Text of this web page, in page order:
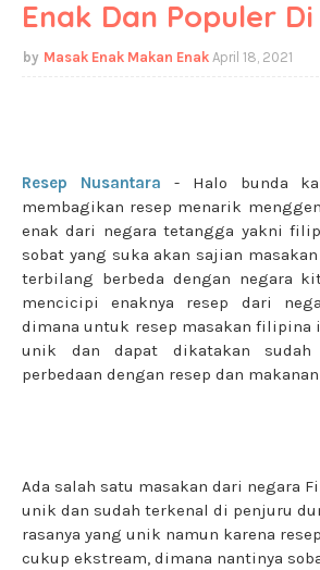
Enak Dan Populer
Masak Enak Makan Enak April 18, 2021
Resep Nusantara - Halo bunda
membagikan resep menarik
enak dari negara tetangga yakni
sobat yang suka akan sajian
terbilang berbeda dengan negara
mencicipi enaknya resep dari
dimana untuk resep masakan
unik dan dapat dikatakan sudah
perbedaan dengan resep dan
Ada salah satu masakan dari negara
unik dan sudah terkenal di penjuru
rasanya yang unik namun karena
cukup ekstream, dimana nantinya